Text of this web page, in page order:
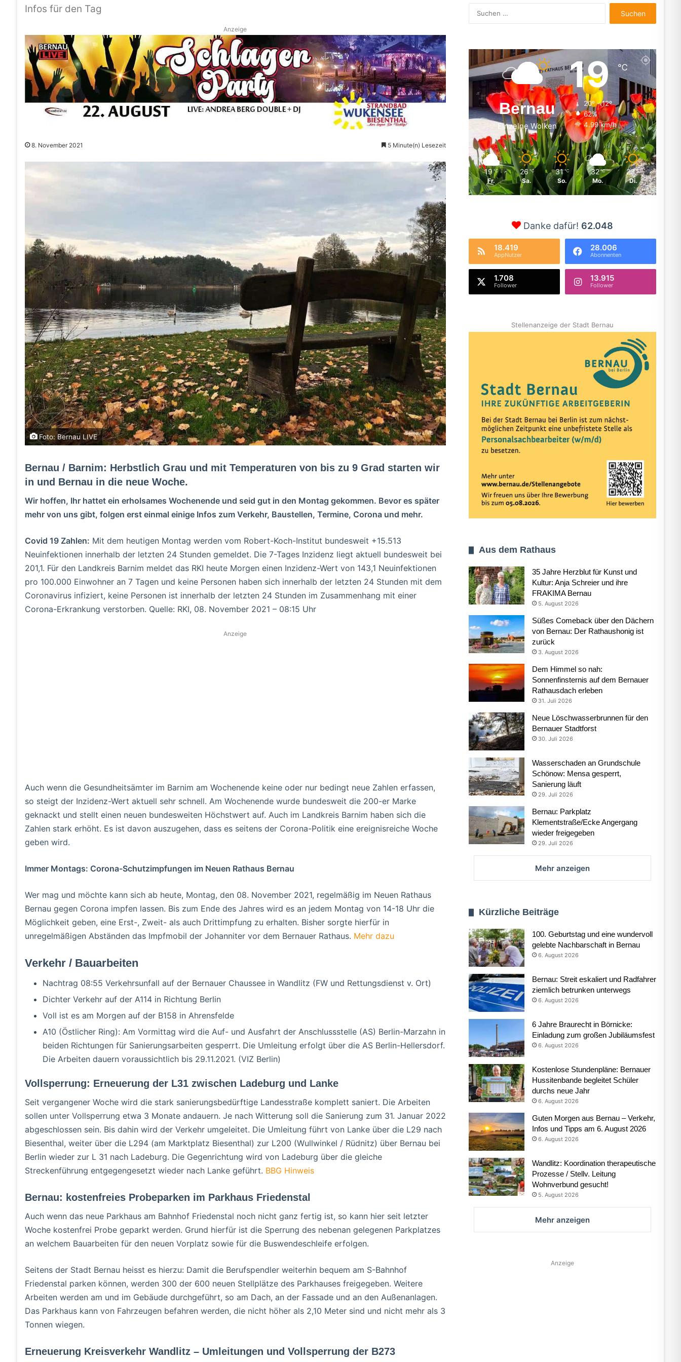
Infos für den Tag
Anzeige
8. November 2021 5 Minute(n) Lesezeit
Foto: Bernau LIVE
Bernau / Barnim: Herbstlich Grau und mit Temperaturen von bis zu 9 Grad starten wir
in und Bernau in die neue Woche.
Wir hoffen, Ihr hattet ein erholsames Wochenende und seid gut in den Montag gekommen. Bevor es später
mehr von uns gibt, folgen erst einmal einige Infos zum Verkehr, Baustellen, Termine, Corona und mehr.
Covid 19 Zahlen: Mit dem heutigen Montag werden vom Robert-Koch-Institut bundesweit +15.513
Neuinfektionen innerhalb der letzten 24 Stunden gemeldet. Die 7-Tages Inzidenz liegt aktuell bundesweit bei
201,1. Für den Landkreis Barnim meldet das RKI heute Morgen einen Inzidenz-Wert von 143,1 Neuinfektionen
pro 100.000 Einwohner an 7 Tagen und keine Personen haben sich innerhalb der letzten 24 Stunden mit dem
Coronavirus infiziert, keine Personen ist innerhalb der letzten 24 Stunden im Zusammenhang mit einer
Corona-Erkrankung verstorben. Quelle: RKI, 08. November 2021 – 08:15 Uhr
Anzeige
Auch wenn die Gesundheitsämter im Barnim am Wochenende keine oder nur bedingt neue Zahlen erfassen,
so steigt der Inzidenz-Wert aktuell sehr schnell. Am Wochenende wurde bundesweit die 200-er Marke
geknackt und stellt einen neuen bundesweiten Höchstwert auf. Auch im Landkreis Barnim haben sich die
Zahlen stark erhöht. Es ist davon auszugehen, dass es seitens der Corona-Politik eine ereignisreiche Woche
geben wird.
Immer Montags: Corona-Schutzimpfungen im Neuen Rathaus Bernau
Wer mag und möchte kann sich ab heute, Montag, den 08. November 2021, regelmäßig im Neuen Rathaus
Bernau gegen Corona impfen lassen. Bis zum Ende des Jahres wird es an jedem Montag von 14-18 Uhr die
Möglichkeit geben, eine Erst-, Zweit- als auch Drittimpfung zu erhalten. Bisher sorgte hierfür in
unregelmäßigen Abständen das Impfmobil der Johanniter vor dem Bernauer Rathaus. Mehr dazu
Verkehr / Bauarbeiten
Nachtrag 08:55 Verkehrsunfall auf der Bernauer Chaussee in Wandlitz (FW und Rettungsdienst v. Ort)
Dichter Verkehr auf der A114 in Richtung Berlin
Voll ist es am Morgen auf der B158 in Ahrensfelde
A10 (Östlicher Ring): Am Vormittag wird die Auf- und Ausfahrt der Anschlussstelle (AS) Berlin-Marzahn in
beiden Richtungen für Sanierungsarbeiten gesperrt. Die Umleitung erfolgt über die AS Berlin-Hellersdorf.
Die Arbeiten dauern voraussichtlich bis 29.11.2021. (VIZ Berlin)
Vollsperrung: Erneuerung der L31 zwischen Ladeburg und Lanke
Seit vergangener Woche wird die stark sanierungsbedürftige Landesstraße komplett saniert. Die Arbeiten
sollen unter Vollsperrung etwa 3 Monate andauern. Je nach Witterung soll die Sanierung zum 31. Januar 2022
abgeschlossen sein. Bis dahin wird der Verkehr umgeleitet. Die Umleitung führt von Lanke über die L29 nach
Biesenthal, weiter über die L294 (am Marktplatz Biesenthal) zur L200 (Wullwinkel / Rüdnitz) über Bernau bei
Berlin wieder zur L 31 nach Ladeburg. Die Gegenrichtung wird von Ladeburg über die gleiche
Streckenführung entgegengesetzt wieder nach Lanke geführt. BBG Hinweis
Bernau: kostenfreies Probeparken im Parkhaus Friedenstal
Auch wenn das neue Parkhaus am Bahnhof Friedenstal noch nicht ganz fertig ist, so kann hier seit letzter
Woche kostenfrei Probe geparkt werden. Grund hierfür ist die Sperrung des nebenan gelegenen Parkplatzes
an welchem Bauarbeiten für den neuen Vorplatz sowie für die Buswendeschleife erfolgen.
Seitens der Stadt Bernau heisst es hierzu: Damit die Berufspendler weiterhin bequem am S-Bahnhof
Friedenstal parken können, werden 300 der 600 neuen Stellplätze des Parkhauses freigegeben. Weitere
Arbeiten werden am und im Gebäude durchgeführt, so am Dach, an der Fassade und an den Außenanlagen.
Das Parkhaus kann von Fahrzeugen befahren werden, die nicht höher als 2,10 Meter sind und nicht mehr als 3
Tonnen wiegen.
Erneuerung Kreisverkehr Wandlitz – Umleitungen und Vollsperrung der B273
nach:
Bernau
Einzelne Wolken
19℃
20º - 12º
62%
4.99 km/h
19 ℃
Fr.
26 ℃
Sa.
31 ℃
So.
32 ℃
Mo.
23 ℃
Di.
Danke dafür! 62.048
18.419
AppNutzer
28.006
Abonnenten
1.708
Follower
13.915
Follower
Stellenanzeige der Stadt Bernau
Aus dem Rathaus
35 Jahre Herzblut für Kunst und
Kultur: Anja Schreier und ihre
FRAKIMA Bernau
5. August 2026
Süßes Comeback über den Dächern
von Bernau: Der Rathaushonig ist
zurück
3. August 2026
Dem Himmel so nah:
Sonnenfinsternis auf dem Bernauer
Rathausdach erleben
31. Juli 2026
Neue Löschwasserbrunnen für den
Bernauer Stadtforst
30. Juli 2026
Wasserschaden an Grundschule
Schönow: Mensa gesperrt,
Sanierung läuft
29. Juli 2026
Bernau: Parkplatz
Klementstraße/Ecke Angergang
wieder freigegeben
29. Juli 2026
Mehr anzeigen
Kürzliche Beiträge
100. Geburtstag und eine wundervoll
gelebte Nachbarschaft in Bernau
6. August 2026
Bernau: Streit eskaliert und Radfahrer
ziemlich betrunken unterwegs
6. August 2026
6 Jahre Braurecht in Börnicke:
Einladung zum großen Jubiläumsfest
6. August 2026
Kostenlose Stundenpläne: Bernauer
Hussitenbande begleitet Schüler
durchs neue Jahr
6. August 2026
Guten Morgen aus Bernau – Verkehr,
Infos und Tipps am 6. August 2026
6. August 2026
Wandlitz: Koordination therapeutische
Prozesse / Stellv. Leitung
Wohnverbund gesucht!
5. August 2026
Mehr anzeigen
Anzeige